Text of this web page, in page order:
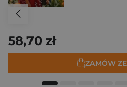
58,70 zł
ZAMÓW